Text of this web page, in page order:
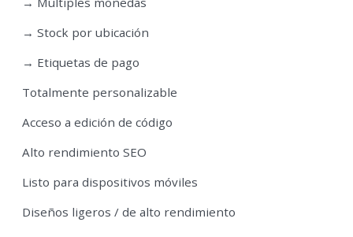
→ Stock por ubicación
→ Etiquetas de pago
Totalmente personalizable
Acceso a edición de código
Alto rendimiento SEO
Listo para dispositivos móviles
Diseños ligeros / de alto rendimiento